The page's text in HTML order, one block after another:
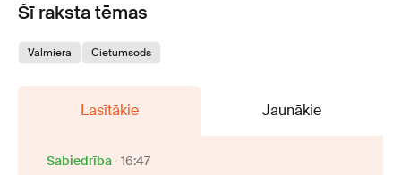
Šī raksta tēmas
Valmiera Cietumsods
Lasītākie Jaunākie
Sabiedrība 16:47